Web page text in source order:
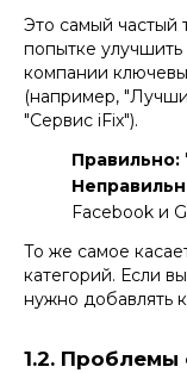
Это самый частый
попытке
компании
(например,
"Сервис iFix").
Правильно:
Facebook и
То же самое
категорий. Если
нужно добавлять
1.2. Проблемы